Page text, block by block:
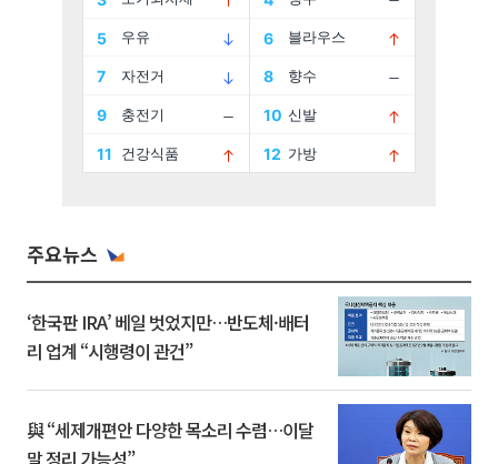
주요뉴스
‘한국판 IRA’ 베일 벗었지만…반도체·배터
리 업계 “시행령이 관건”
與 “세제개편안 다양한 목소리 수렴…이달
말 정리 가능성”